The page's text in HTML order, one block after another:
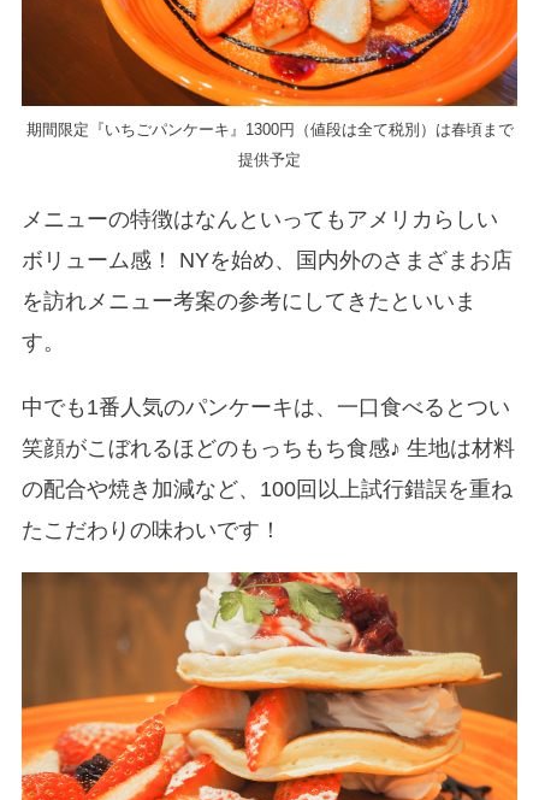
期間限定『いちごパンケーキ』1300円（値段は全て税別）は春頃まで
提供予定
メニューの特徴はなんといってもアメリカらしい
ボリューム感！ NYを始め、国内外のさまざまお店
を訪れメニュー考案の参考にしてきたといいま
す。
中でも1番人気のパンケーキは、一口食べるとつい
笑顔がこぼれるほどのもっちもち食感♪ 生地は材料
の配合や焼き加減など、100回以上試行錯誤を重ね
たこだわりの味わいです！